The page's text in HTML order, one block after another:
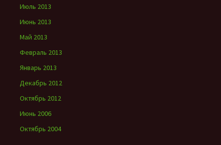
Июль 2013
Июнь 2013
Май 2013
Февраль 2013
Январь 2013
Декабрь 2012
Октябрь 2012
Июнь 2006
Октябрь 2004